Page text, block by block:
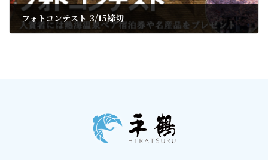
フォトコンテスト 3/15締切